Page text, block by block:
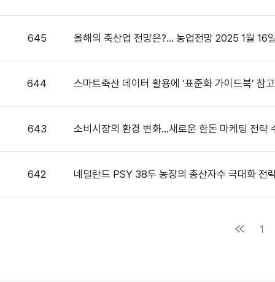
645 올해의 축산업 전망은?... 농업전망 2025 1월 16
644 스마트축산 데이터 활용에 ‘표준화 가이드북’ 참
643 소비시장의 환경 변화...새로운 한돈 마케팅 전략
642 네덜란드 PSY 38두 농장의 총산자수 극대화 전
1